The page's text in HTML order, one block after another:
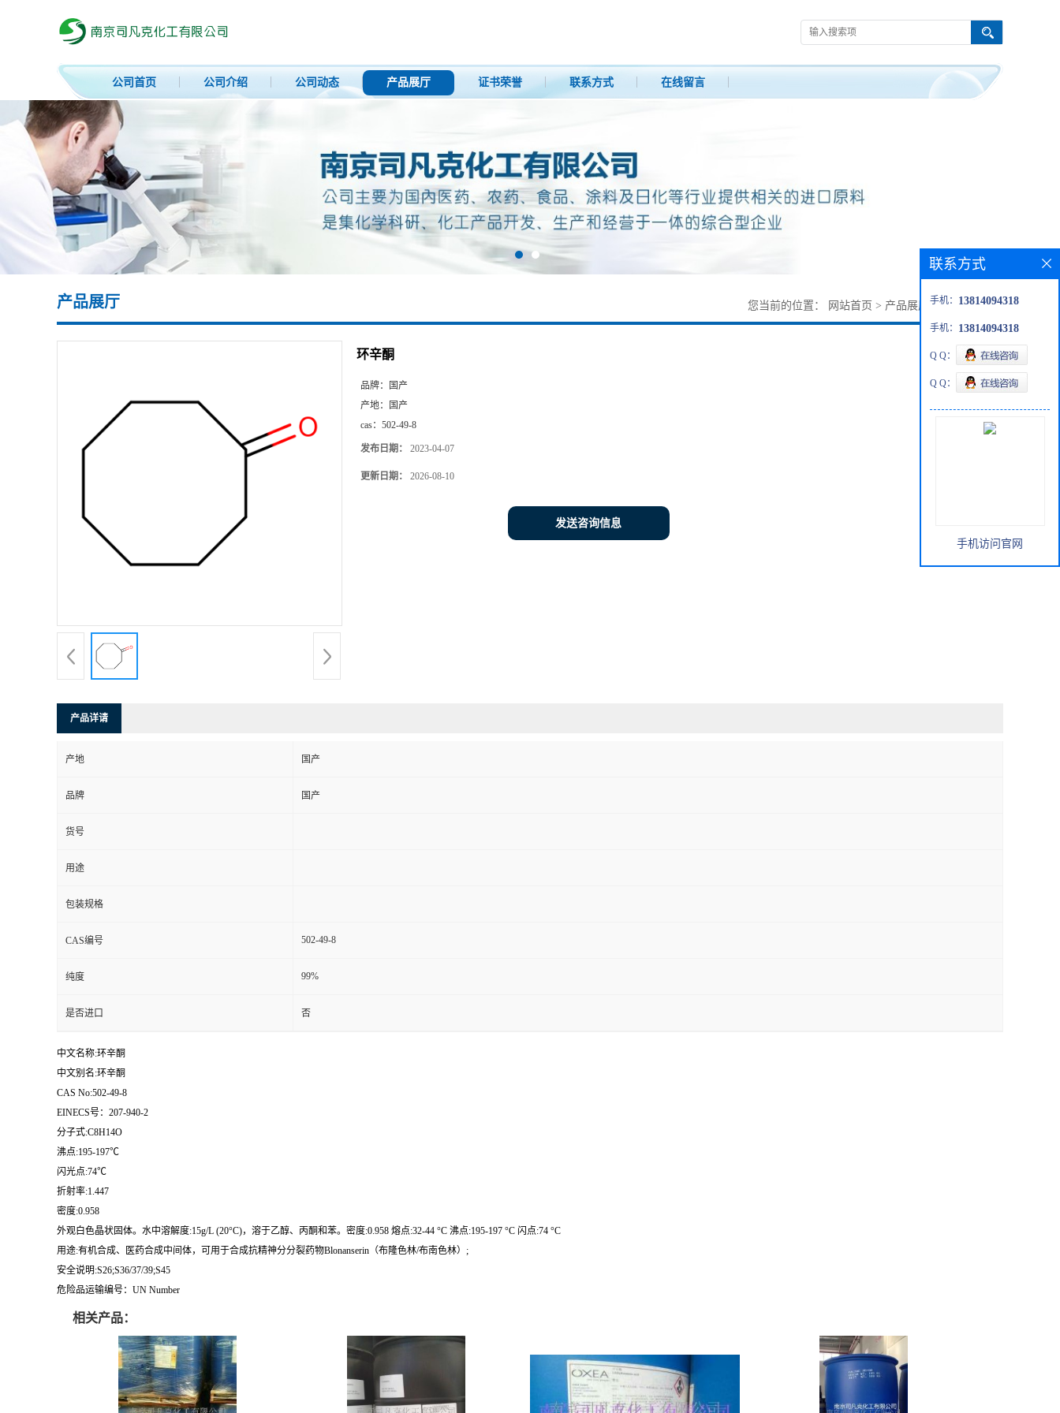
公司首页 公司介绍 公司动态 产品展厅 证书荣誉 联系方式 在线留言
产品展厅 您当前的位置： 网站首页 > 产品展厅 > 试剂>环辛酮
环辛酮
品牌：
国产
产地：
国产
cas： 502-49-8
发布日期： 2023-04-07
更新日期： 2026-08-10
发送咨询信息
产品详请
产地 国产
品牌 国产
货号
用途
包装规格
CAS编号 502-49-8
纯度 99%
是否进口 否
中文名称:环辛酮
中文别名:环辛酮
CAS No:502-49-8
EINECS号：207-940-2
分子式:C8H14O
沸点:195-197℃
闪光点:74℃
折射率:1.447
密度:0.958
外观白色晶状固体。水中溶解度:15g/L (20°C)，溶于乙醇、丙酮和苯。密度:0.958 熔点:32-44 °C 沸点:195-197 °C 闪点:74 °C
用途:有机合成、医药合成中间体，可用于合成抗精神分分裂药物Blonanserin（布隆色林/布南色林）;
安全说明:S26;S36/37/39;S45
危险品运输编号：UN Number
相关产品：
联系方式
手机： 13814094318
手机： 13814094318
Q Q：
Q Q：
手机访问官网